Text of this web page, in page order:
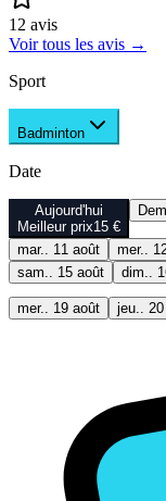
12 avis
Voir tous les avis →
Sport
Badminton
Date
Aujourd'hui
Meilleur prix15 €
mar.. 11 août mer..
sam.. 15 août
dim..
mer.. 19 août jeu..